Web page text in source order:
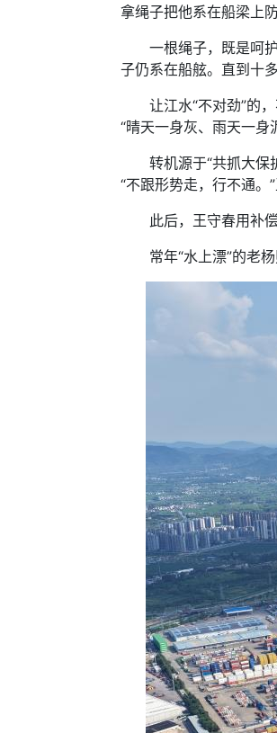
拿绳子把他系在船梁上防
一根绳子，既是呵护
子仍系在船舷。直到十
让江水“不对劲”的，
“晴天一身灰、雨天一身
转机源于“共抓大保护
“不跟形势走，行不通。
此后，王守春用补偿
常年“水上漂”的老杨